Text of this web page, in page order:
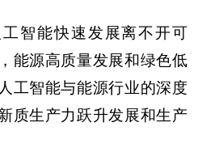
智能快速发展离不开可
能源高质量发展和绿色低
工智能与能源行业的深度
质生产力跃升发展和生产